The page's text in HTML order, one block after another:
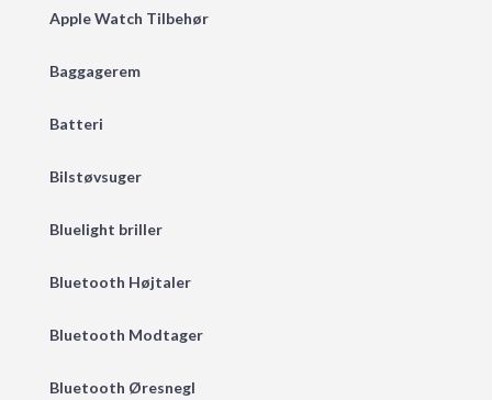
Apple Watch Tilbehør
Baggagerem
Batteri
Bilstøvsuger
Bluelight briller
Bluetooth Højtaler
Bluetooth Modtager
Bluetooth Øresnegl